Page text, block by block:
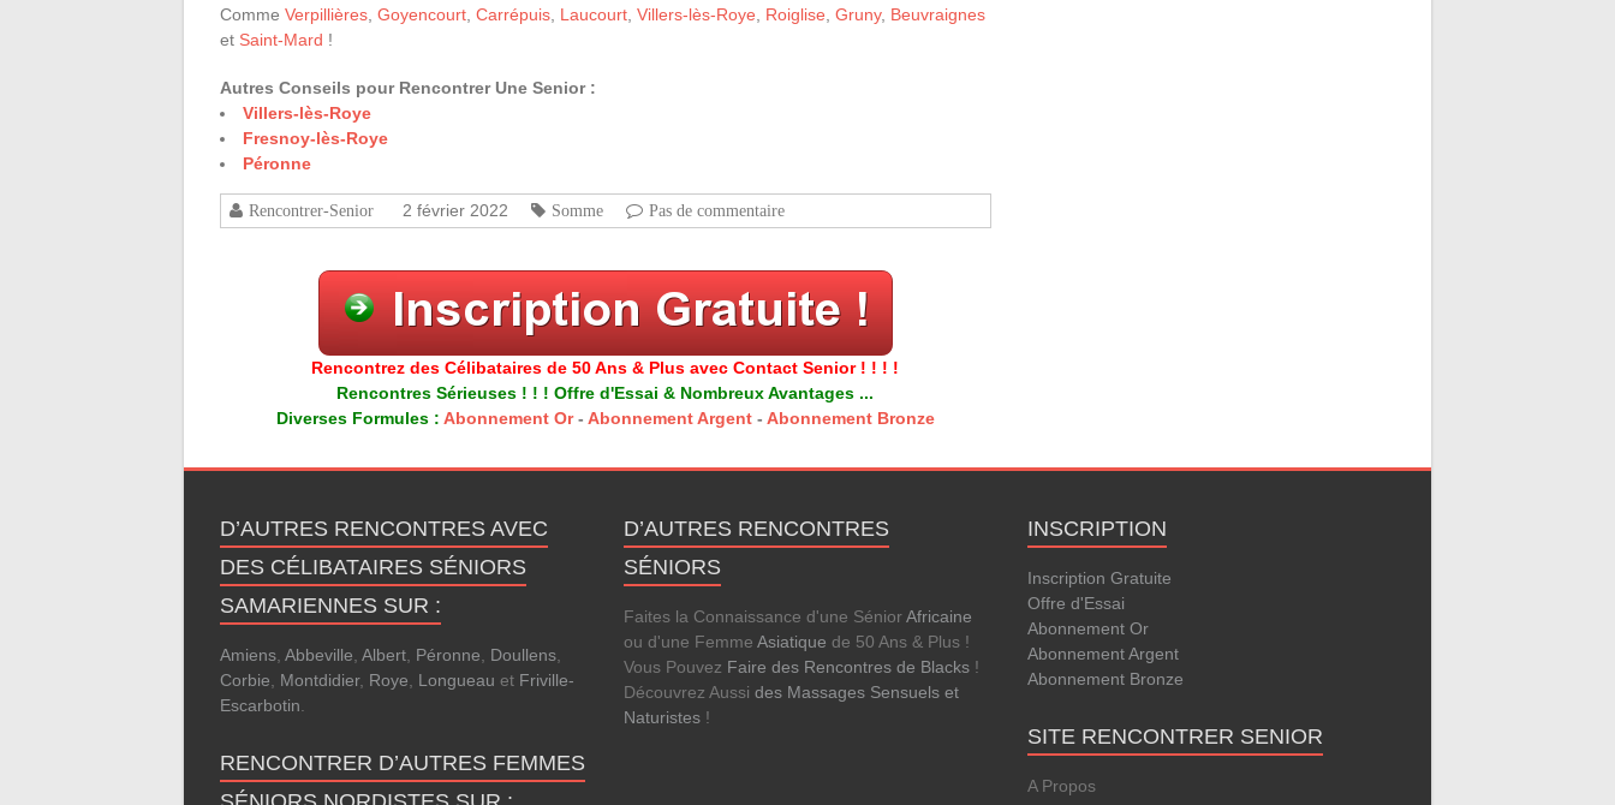
Comme Verpillières Goyencourt Carrépuis Laucourt Villers-lès-Roye Roiglise Gruny, Beuvraignes
et Saint-Mard !
Autres Conseils pour Rencontrer Une Senior :
Villers-lès-Roye
Fresnoy-lès-Roye
Péronne
Rencontrer-Senior 2 février 2022 Somme Pas de commentaire
Rencontrez des Célibataires de 50 Ans & Plus avec Contact Senior ! ! ! !
Rencontres Sérieuses ! ! ! Offre d'Essai & Nombreux Avantages ...
Diverses Formules : Abonnement Or- Abonnement Argent- Abonnement Bronze
D’AUTRES RENCONTRES AVEC
DES CÉLIBATAIRES SÉNIORS
SAMARIENNES SUR :
Amiens Abbeville Albert Péronne Doullens
Corbie
Montdidier, Roye Longueau et Friville-
Escarbotin
RENCONTRER D’AUTRES FEMMES
D’AUTRES RENCONTRES
SÉNIORS
Faites la Connaissance d'une SéniorAfricaine
ou d'une Femme Asiatique de 50 Ans & Plus !
Vous Pouvez Faire des Rencontres de Blacks !
Découvrez Aussi des Massages Sensuels et
Naturistes !
INSCRIPTION
Inscription Gratuite
Offre d'Essai
Abonnement Or
Abonnement Argent
Abonnement Bronze
SITE RENCONTRER SENIOR
A Propos